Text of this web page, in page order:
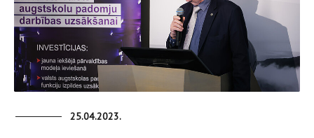
25.04.2023.